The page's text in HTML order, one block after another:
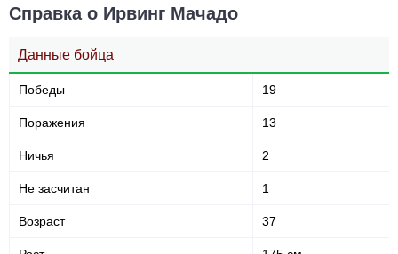
Справка о Ирвинг Мачадо
Данные бойца
Победы 19
Поражения 13
Ничья 2
Не засчитан 1
Возраст 37